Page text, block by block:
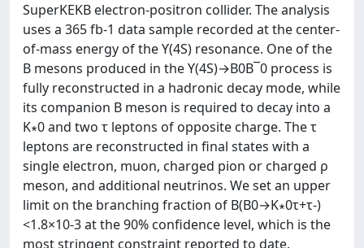
SuperKEKB electron-positron collider. The analysis
uses a 365 fb-1 data sample recorded at the center-
of-mass energy of the ϒ(4S) resonance. One of the
B mesons produced in the ϒ(4S)→B0B¯0 process is
fully reconstructed in a hadronic decay mode, while
its companion B meson is required to decay into a
K∗0 and two τ leptons of opposite charge. The τ
leptons are reconstructed in final states with a
single electron, muon, charged pion or charged ρ
meson, and additional neutrinos. We set an upper
limit on the branching fraction of B(B0→K∗0τ+τ-)
<1.8×10-3 at the 90% confidence level, which is the
most stringent constraint reported to date.